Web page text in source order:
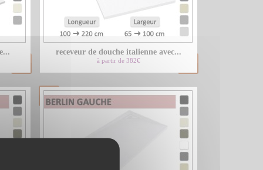
LU
PL
receveur de douche italienne avec...
à partir de 382€